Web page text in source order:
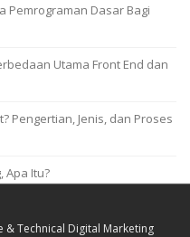
Pemrograman Dasar Bagi
Utama Front End dan
Pengertian, Jenis, dan Proses
Apa Itu?
& Technical Digital Marketing